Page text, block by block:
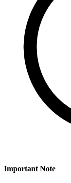
Important Note